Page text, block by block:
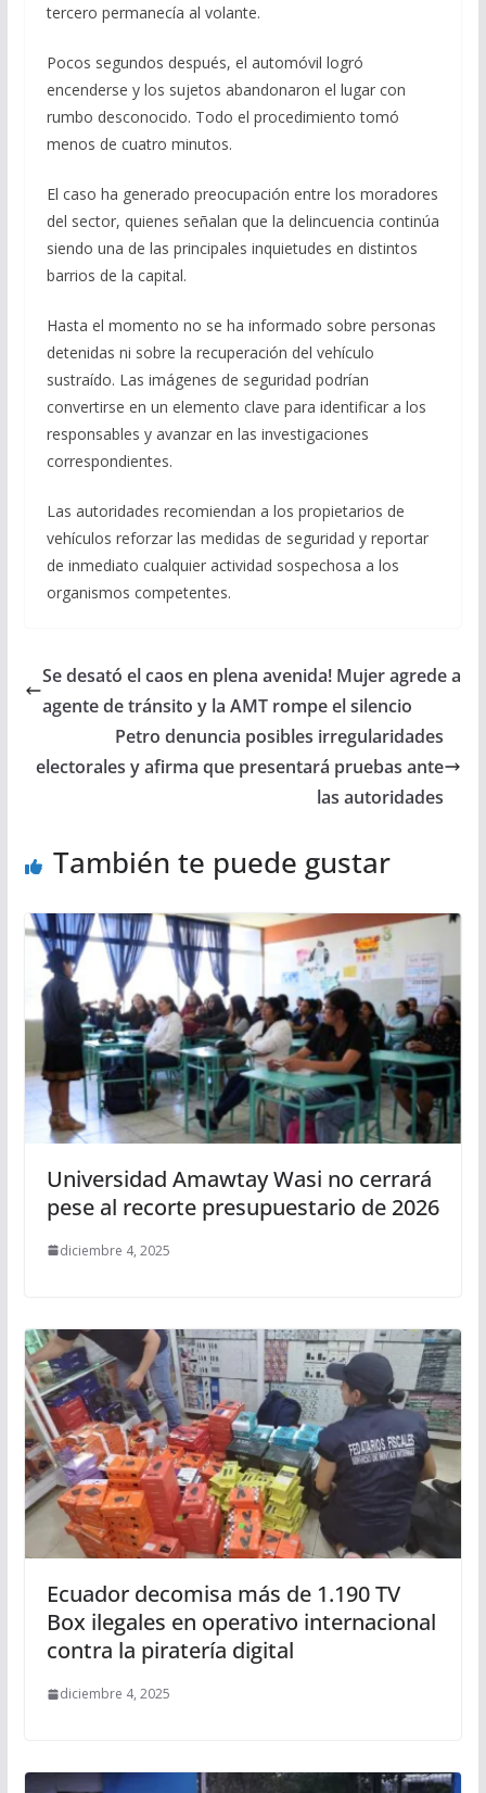
tercero permanecía al volante.
Pocos segundos después, el automóvil logró
encenderse y los sujetos abandonaron el lugar con
rumbo desconocido. Todo el procedimiento tomó
menos de cuatro minutos.
El caso ha generado preocupación entre los moradores
del sector, quienes señalan que la delincuencia continúa
siendo una de las principales inquietudes en distintos
barrios de la capital.
Hasta el momento no se ha informado sobre personas
detenidas ni sobre la recuperación del vehículo
sustraído. Las imágenes de seguridad podrían
convertirse en un elemento clave para identificar a los
responsables y avanzar en las investigaciones
correspondientes.
Las autoridades recomiendan a los propietarios de
vehículos reforzar las medidas de seguridad y reportar
de inmediato cualquier actividad sospechosa a los
organismos competentes.
Se desató el caos en plena avenida! Mujer agrede a
agente de tránsito y la AMT rompe el silencio
Petro denuncia posibles irregularidades
electorales y afirma que presentará pruebas ante
las autoridades
También te puede gustar
Universidad Amawtay Wasi no cerrará
pese al recorte presupuestario de 2026
diciembre 4, 2025
Ecuador decomisa más de 1.190 TV
Box ilegales en operativo internacional
contra la piratería digital
diciembre 4, 2025